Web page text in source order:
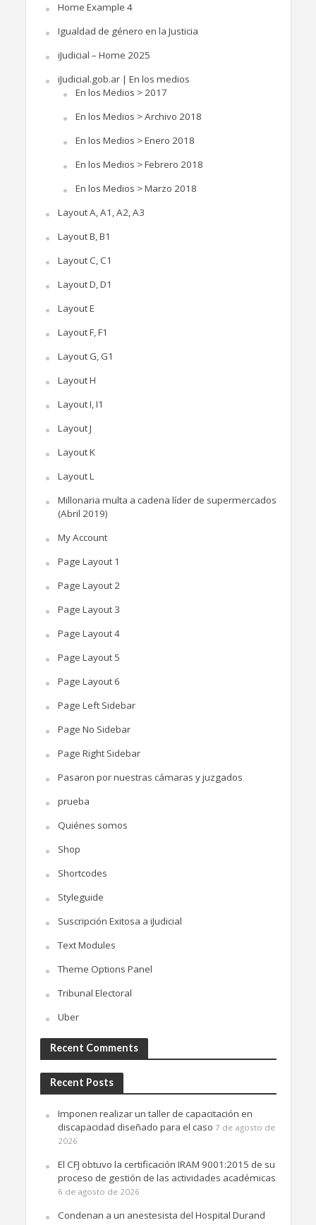
Home Example 4
Igualdad de género en la Justicia
iJudicial – Home 2025
iJudicial.gob.ar | En los medios
En los Medios > 2017
En los Medios > Archivo 2018
En los Medios > Enero 2018
En los Medios > Febrero 2018
En los Medios > Marzo 2018
Layout A, A1, A2, A3
Layout B, B1
Layout C, C1
Layout D, D1
Layout E
Layout F, F1
Layout G, G1
Layout H
Layout I, I1
Layout J
Layout K
Layout L
Millonaria multa a cadena líder de supermercados
(Abril 2019)
My Account
Page Layout 1
Page Layout 2
Page Layout 3
Page Layout 4
Page Layout 5
Page Layout 6
Page Left Sidebar
Page No Sidebar
Page Right Sidebar
Pasaron por nuestras cámaras y juzgados
prueba
Quiénes somos
Shop
Shortcodes
Styleguide
Suscripción Exitosa a iJudicial
Text Modules
Theme Options Panel
Tribunal Electoral
Uber
Recent Comments
Recent Posts
Imponen realizar un taller de capacitación en
discapacidad diseñado para el caso 7 de agosto de
2026
El CFJ obtuvo la certificación IRAM 9001:2015 de su
proceso de gestión de las actividades académicas
6 de agosto de 2026
Condenan a un anestesista del Hospital Durand